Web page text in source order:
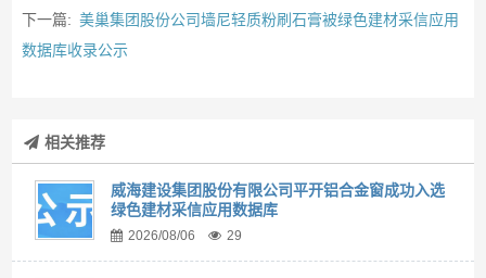
下一篇: 美巢集团股份公司墙尼轻质粉刷石膏被绿色建材采信应用
数据库收录公示
相关推荐
威海建设集团股份有限公司平开铝合金窗成功入选
绿色建材采信应用数据库
2026/08/06 29